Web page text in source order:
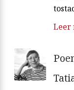
Leer